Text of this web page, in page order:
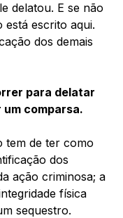
delatou. E se não
escrito aqui.
dos demais
para delatar
comparsa.
tem de ter como
dos
ação criminosa; a
física
sequestro.